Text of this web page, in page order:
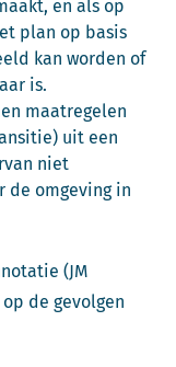
en als op
plan op basis
kan worden of
is.
maatregelen
uit een
niet
de omgeving in
(JM
de gevolgen